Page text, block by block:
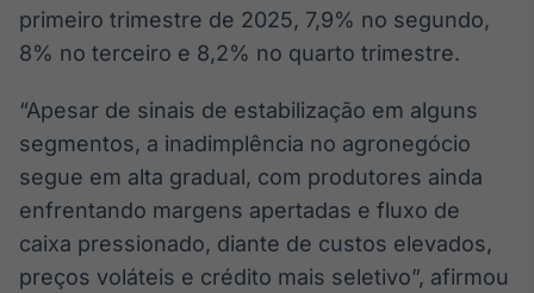
Broadcast
Cotações e
headlines de
notícias
Broadcast
Widgets
Componentes
primeiro trimestre de 2025, 7,9% no segundo,
8% no terceiro e 8,2% no quarto trimestre.
“Apesar de sinais de estabilização em alguns
segmentos, a inadimplência no agronegócio
segue em alta gradual, com produtores ainda
enfrentando margens apertadas e fluxo de
caixa pressionado, diante de custos elevados,
preços voláteis e crédito mais seletivo”, afirmou